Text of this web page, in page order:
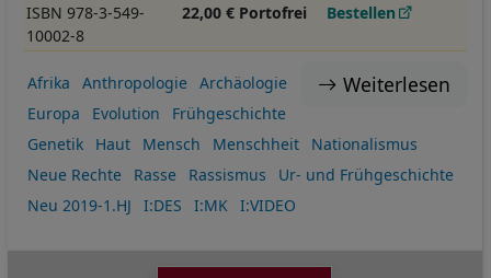
ISBN 978-3-549-
10002-8
22,00 € Portofrei Bestellen
Weiterlesen
Afrika Anthropologie
Archäologie
Europa
Evolution
Frühgeschichte
Genetik
Haut Mensch Menschheit
Nationalismus
Neue Rechte
Rasse Rassismus
Ur- und Frühgeschichte
Neu 2019-1.HJ
I:DES I:MK I:VIDEO